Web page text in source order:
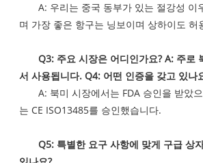
A: 우리는 중국 동부가 있는 절강성 이
며 가장 좋은 항구는 닝보이며 상하이도 허
Q3: 주요 시장은 어디인가요? A: 주로
서 사용됩니다. Q4: 어떤 인증을 갖고 있나
A: 북미 시장에서는 FDA 승인을 받았
는 CE ISO13485를 승인했습니다.
Q5: 특별한 요구 사항에 맞게 구급 상